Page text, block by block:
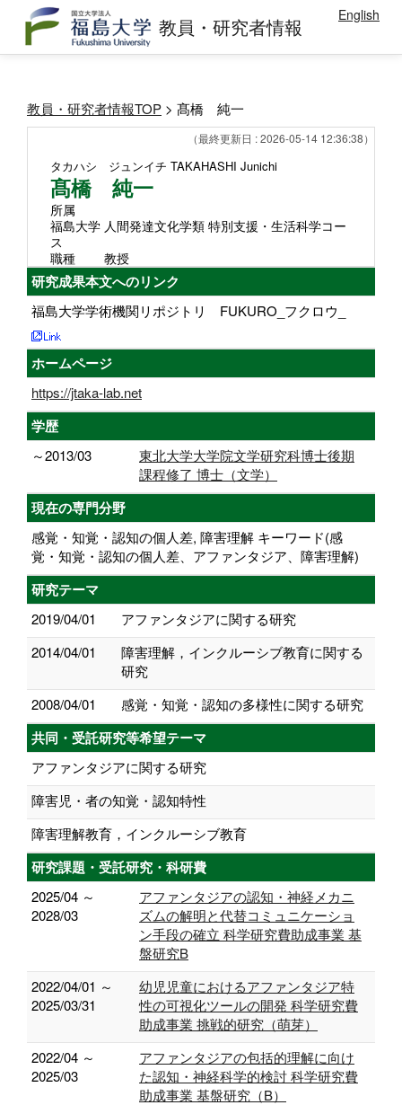
教員・研究者情報 English
教員・研究者情報TOP > 髙橋 純一
（最終更新日 : 2026-05-14 12:36:38）
タカハシ ジュンイチ TAKAHASHI Junichi
髙橋 純一
所属
福島大学 人間発達文化学類 特別支援・生活科学コー
ス
職種
教授
研究成果本文へのリンク
福島大学学術機関リポジトリ FUKURO_フクロウ_
ホームページ
https://jtaka-lab.net
学歴
～2013/03
東北大学大学院文学研究科博士後期
課程修了 博士（文学）
現在の専門分野
感覚・知覚・認知の個人差, 障害理解 キーワード(感
覚・知覚・認知の個人差、アファンタジア、障害理解)
研究テーマ
2019/04/01
アファンタジアに関する研究
2014/04/01
障害理解，インクルーシブ教育に関する
研究
2008/04/01
感覚・知覚・認知の多様性に関する研究
共同・受託研究等希望テーマ
アファンタジアに関する研究
障害児・者の知覚・認知特性
障害理解教育，インクルーシブ教育
研究課題・受託研究・科研費
2025/04 ～
2028/03
アファンタジアの認知・神経メカニ
ズムの解明と代替コミュニケーショ
ン手段の確立 科学研究費助成事業 基
盤研究B
2022/04/01 ～
2025/03/31
幼児児童におけるアファンタジア特
性の可視化ツールの開発 科学研究費
助成事業 挑戦的研究（萌芽）
2022/04 ～
2025/03
アファンタジアの包括的理解に向け
た認知・神経科学的検討 科学研究費
助成事業 基盤研究（B）